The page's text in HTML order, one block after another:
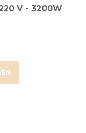
V - 3200W